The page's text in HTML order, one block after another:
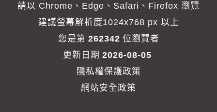
請以 Chrome、Edge、Safari、Firefox 瀏覽
建議螢幕解析度1024x768 px 以上
您是第 262342 位瀏覽者
更新日期 2026-08-05
隱私權保護政策
網站安全政策